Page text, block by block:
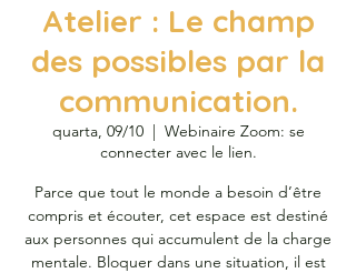
Atelier : Le champ
des possibles par la
communication.
quarta, 09/10
  |
Webinaire Zoom: se
connecter avec le lien.
Parce que tout le monde a besoin d’être
compris et écouter, cet espace est destiné
aux personnes qui accumulent de la charge
mentale. Bloquer dans une situation, il est